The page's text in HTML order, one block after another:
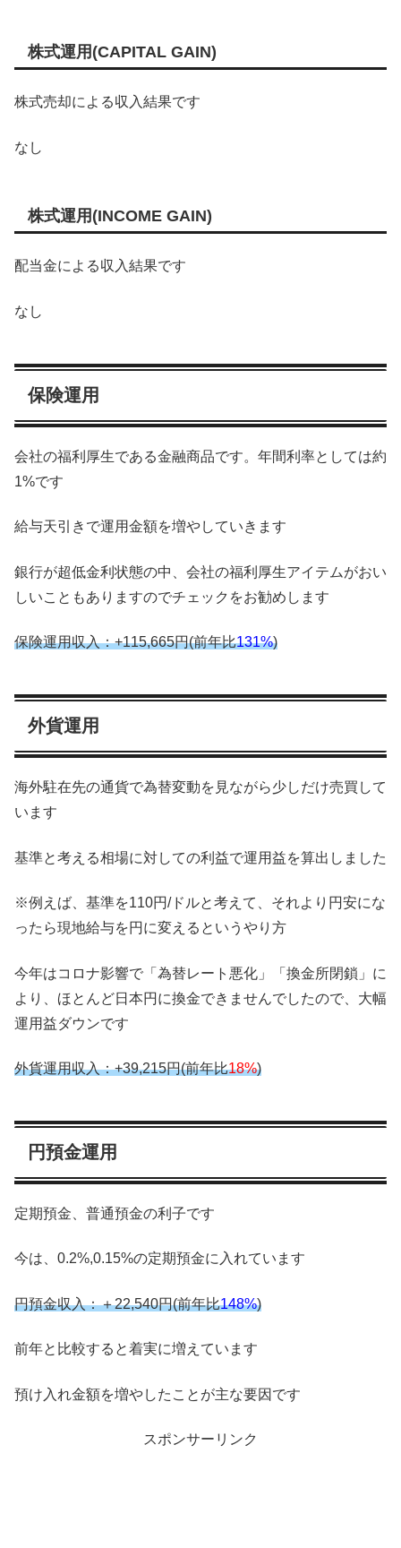
株式運用(CAPITAL GAIN)
株式売却による収入結果です
なし
株式運用(INCOME GAIN)
配当金による収入結果です
なし
保険運用
会社の福利厚生である金融商品です。年間利率としては約
1%です
給与天引きで運用金額を増やしていきます
銀行が超低金利状態の中、会社の福利厚生アイテムがおい
しいこともありますのでチェックをお勧めします
保険運用収入：+115,665円(前年比131%)
外貨運用
海外駐在先の通貨で為替変動を見ながら少しだけ売買して
います
基準と考える相場に対しての利益で運用益を算出しました
※例えば、基準を110円/ドルと考えて、それより円安にな
ったら現地給与を円に変えるというやり方
今年はコロナ影響で「為替レート悪化」「換金所閉鎖」に
より、ほとんど日本円に換金できませんでしたので、大幅
運用益ダウンです
外貨運用収入：+39,215円(前年比18%)
円預金運用
定期預金、普通預金の利子です
今は、0.2%,0.15%の定期預金に入れています
円預金収入：＋22,540円(前年比148%)
前年と比較すると着実に増えています
預け入れ金額を増やしたことが主な要因です
スポンサーリンク